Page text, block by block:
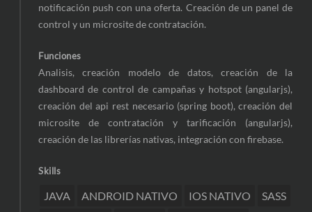
notificación push con una oferta. Creación de un panel de
control y un microsite de contratación.
Funciones
Analisis, creación modelo de datos, creación de la
dashboard de control de campañas y hotspot (angularjs),
creación del api rest necesario (spring boot), creación del
microsite de contratación y tarificación (angularjs),
creación de las librerías nativas, integración con firebase.
Skills
JAVA ANDROID NATIVO IOS NATIVO
SASS